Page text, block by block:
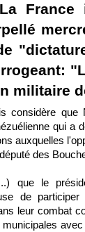
France
militaire
considère
qui a
auxquelles
des
que le
de
leur combat